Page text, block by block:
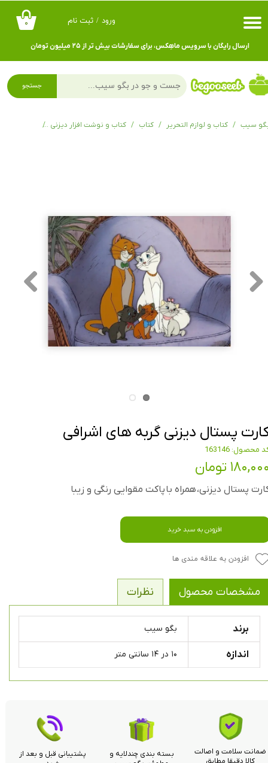
۰ ورود / ثبت نام
حساب کاربری من
تغییر گذر واژه
سفارشات
ارسال رایگان با سرویس ماهِکس، برای سفارشات بیش تر از ۲۵ میلیون تومان
جستجو
سیب کتاب و لوازم التحریر کتاب کتاب و نوشت افزار دیزنی
پستال دیزنی گربه های اشرافی
محصول: 163146
تومان
پستال دیزنی، همراه با پاکت مقوایی رنگی و زیبا
افزودن به سبد خرید
افزودن به علاقه مندی ها
مشخصات محصول نظرات
برند بگو سیب
اندازه ۱۰ در ۱۴ سانتی متر
ضمانت سلامت و اصالت
بسته بندی چندلایه و
پشتیبانی قبل و بعد از